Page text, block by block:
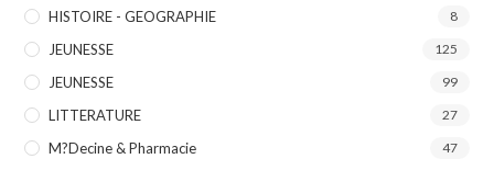
HISTOIRE - GEOGRAPHIE 8
JEUNESSE 125
JEUNESSE 99
LITTERATURE 27
M?decine & Pharmacie 47